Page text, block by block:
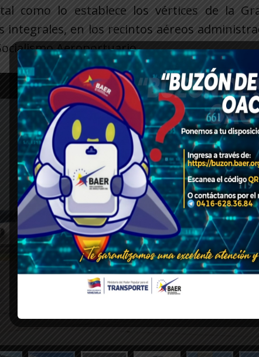
como lo establece los vértices de la
integrales, en los recintos aéreos
Aeroportuario.